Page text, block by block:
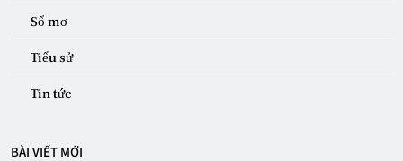
Sổ mơ
Tiểu sử
Tin tức
BÀI VIẾT MỚI